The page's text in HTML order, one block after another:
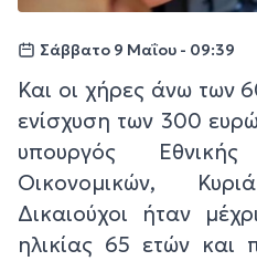
Σάββατο 9 Μαΐου - 09:39
Και οι χήρες άνω των
ενίσχυση των 300
υπουργός
Οικονομικών,
Δικαιούχοι ήταν
ηλικίας 65 ετών